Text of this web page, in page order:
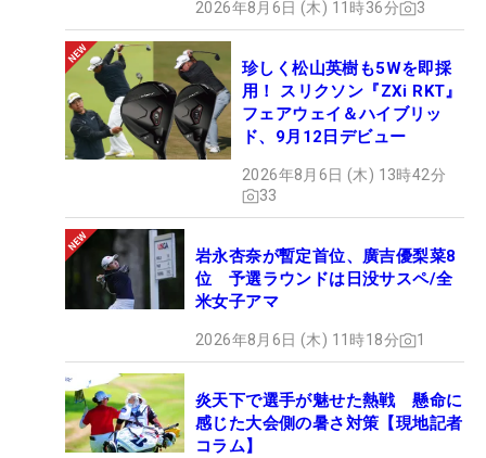
2026年8月6日 (木) 11時36分 3
珍しく松山英樹も5Wを即採
用！ スリクソン『ZXi RKT』
フェアウェイ＆ハイブリッ
ド、9月12日デビュー
2026年8月6日 (木) 13時42分
33
岩永杏奈が暫定首位、廣吉優梨菜8
位 予選ラウンドは日没サスペ/全
米女子アマ
2026年8月6日 (木) 11時18分 1
炎天下で選手が魅せた熱戦 懸命に
感じた大会側の暑さ対策【現地記者
コラム】